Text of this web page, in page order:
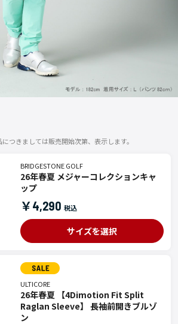
つきましては販売開始次第、表示します。
BRIDGESTONE GOLF
26年春夏 メジャーコレクションキャ
ップ
￥4,290
サイズを選択
ULTICORE
26年春夏 【4Dimotion Fit Split
Raglan Sleeve】 長袖前開きブルゾ
ン